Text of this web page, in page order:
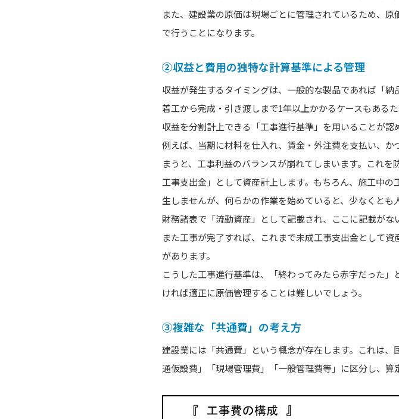
また、建設業の原価は現場ごとに管理されているため、
で行うことになります。
②収益と費用の独特な計算基準による管理
収益が発生するタイミングは、一般的な製品であれば「納
着工から完成・引き渡しまで1年以上かかるケースもある
収益を分割計上できる「工事進行基準」を用いることが認
例えば、当期に材料を仕入れ、賃金・外注費を支払い、
まうと、工事利益のバランスが崩れてしまいます。これ
工事支出金」として資産計上します。もちろん、施工中
生しませんが、何らかの作業を始めていると、少なくとも
財務諸表で「流動資産」として記載され、ここに記載がな
また工事が完了すれば、これまで未成工事支出金として
があります。
こうした工事進行基準は、「終わってみたら赤字だった
ければ適正に原価管理することは難しいでしょう。
③複雑な「共通費」の考え方
建設業には「共通費」という概念が存在します。これは
通仮設費」「現場管理費」「一般管理費等」に区分し、算